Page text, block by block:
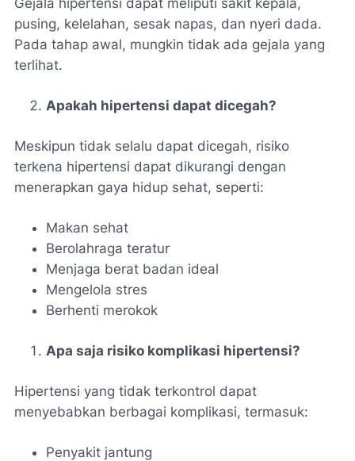
pusing, kelelahan, sesak napas, dan nyeri dada.
Pada tahap awal, mungkin tidak ada gejala yang
terlihat.
Apakah hipertensi dapat dicegah?
Meskipun tidak selalu dapat dicegah, risiko
terkena hipertensi dapat dikurangi dengan
menerapkan gaya hidup sehat, seperti:
Makan sehat
Berolahraga teratur
Menjaga berat badan ideal
Mengelola stres
Berhenti merokok
Apa saja risiko komplikasi hipertensi?
Hipertensi yang tidak terkontrol dapat
menyebabkan berbagai komplikasi, termasuk:
Penyakit jantung